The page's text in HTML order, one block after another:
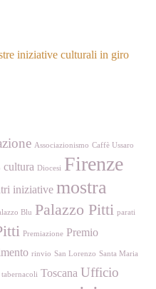
iniziative culturali in giro
Associazionismo Caffè Ussaro
cultura Diocesi Firenze
iniziative mostra
Blu Palazzo Pitti parati
Premiazione Premio
rinvio San Lorenzo Santa Maria
tabernacoli Toscana Ufficio